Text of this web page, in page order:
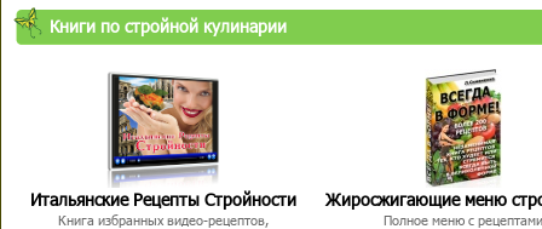
Книги по стройной кулинарии
Итальянские Рецепты Стройности
Книга избранных видео-рецептов,
Жиросжигающие меню
Полное меню с рецептами